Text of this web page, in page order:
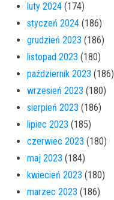
luty 2024 (174)
styczeń 2024 (186)
grudzień 2023 (186)
listopad 2023 (180)
październik 2023 (186)
wrzesień 2023 (180)
sierpień 2023 (186)
lipiec 2023 (185)
czerwiec 2023 (180)
maj 2023 (184)
kwiecień 2023 (180)
marzec 2023 (186)